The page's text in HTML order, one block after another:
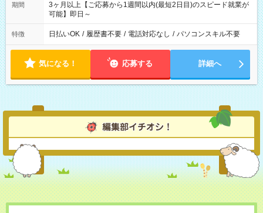
期間
3ヶ月以上【ご応募から1週間以内(最短2日目)のスピード就業が
可能】即日～
特徴 日払いOK / 履歴書不要 / 電話対応なし / パソコンスキル不要
気になる！ 応募する 詳細へ